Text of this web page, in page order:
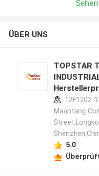
ÜBER UNS
TOPSTAR
12F1202-
Maantang
5.0